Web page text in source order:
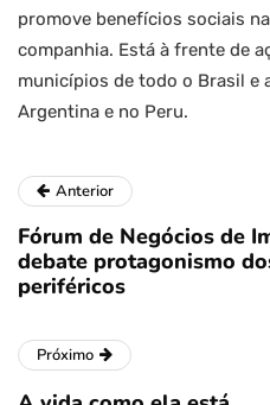
promove benefícios sociais
companhia. Está à frente de
municípios de todo o Brasil e
Argentina e no Peru.
Anterior
Fórum de Negócios de
debate protagonismo
periféricos
Próximo